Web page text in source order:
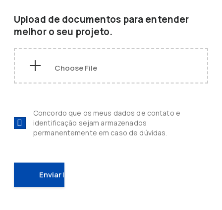
Upload de documentos para entender
melhor o seu projeto.
Concordo que os meus dados de contato e
identificação sejam armazenados
permanentemente em caso de dúvidas.